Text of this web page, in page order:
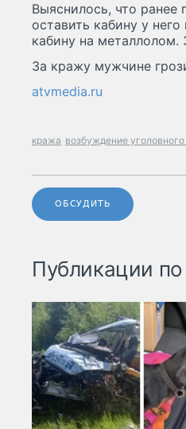
Выяснилось, что ранее
оставить кабину у
кабину на металлолом.
За кражу мужчине
atvmedia.ru
кража возбуждение уголовного
ОБСУДИТЬ
Публикации